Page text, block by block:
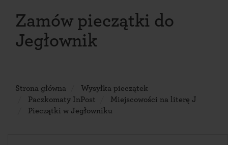
Zamów pieczątki do
Jegłownik
Strona główna
Wysyłka pieczątek
Paczkomaty InPost
Miejscowości na literę J
Pieczątki w Jegłowniku